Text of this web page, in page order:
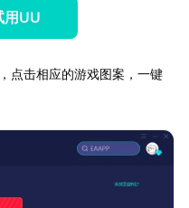
用UU
点击相应的游戏图案，一键